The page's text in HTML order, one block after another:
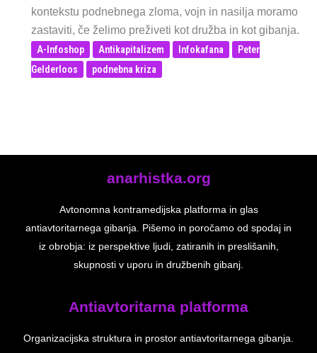
kontekstu podnebnega zloma, vojn in nasilja moramo
zastaviti, če želimo preživeti kot družba in kot gibanja.
A-Infoshop Antikapitalizem Infokafana
Peter
Gelderloos
podnebna kriza
anarhistka.org
Avtonomna kontramedijska platforma in glas
antiavtoritarnega gibanja. Pišemo in poročamo od spodaj in
iz obrobja: iz perspektive ljudi, zatiranih in preslišanih,
skupnosti v uporu in družbenih gibanj.
Antiavtoritarna platforma
Organizacijska struktura in prostor antiavtoritarnega gibanja.